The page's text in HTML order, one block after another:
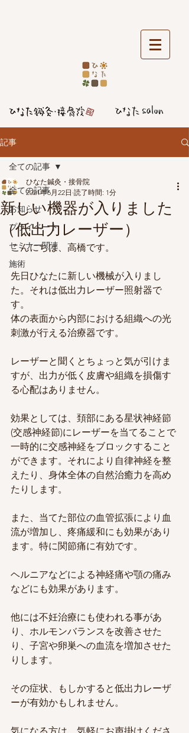
記事
全ての記事
お知らせ
プライベート
セミナー関連
施術
全ての記事
新しい機器が入りました
（低出力レーザー）
ひなた鍼灸・接骨院
2021年6月22日 読了時間: 1分
こんにちは、高橋です。
先日ひなたに新しい機械が入りまし
た。それは低出力レーザー照射器で
す。
体の表面から内部における組織への光
刺激が行える治療器です。
レーザーと聞くとちょっと気が引けま
すが、出力が低く皮膚や組織を損傷す
る心配はありません。
効果としては、頚部にある星状神経節
(交感神経節)にレーザーを当てることで
一時的に交感神経をブロックすること
ができます。それにより自律神経を整
えたり、身体全体の自然治癒力を高め
たりします。
また、当てた部位の血管拡張により血
流が増加し、疼痛緩和にも効果があり
ます。特に関節痛に有効です。
ヘルニアなどによる神経痛や顎の痛み
などにも効果があります。
他には不妊治療にも使われる事があ
り、ホルモンバランスを改善させた
り、子宮や卵巣への血流を増加させた
りします。
その症状、もしかすると低出力レーザ
ーが有効かもしれません。